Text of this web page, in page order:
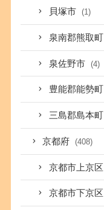
貝塚市 (1)
泉南郡熊取町
泉佐野市 (4)
豊能郡能勢町
三島郡島本町
京都府 (408)
京都市上京区
京都市下京区